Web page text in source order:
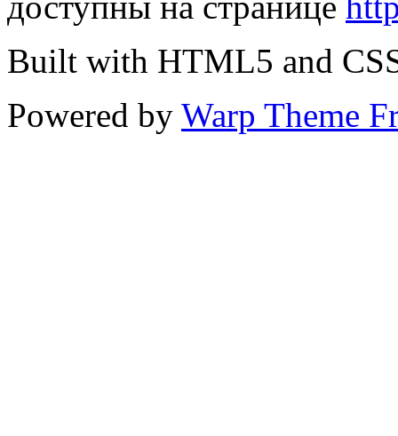
Built with HTML5 and
Powered by Warp Theme